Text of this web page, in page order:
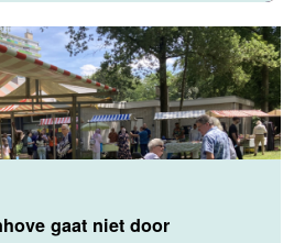
gaat niet door